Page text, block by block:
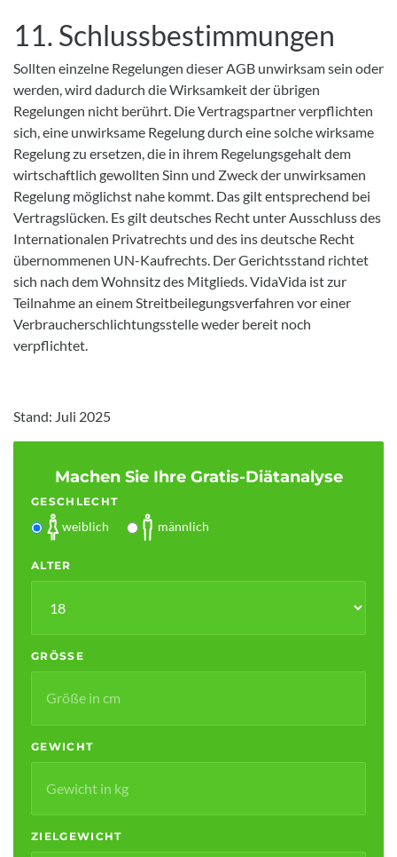
11. Schlussbestimmungen
Sollten einzelne Regelungen dieser AGB unwirksam sein oder
werden, wird dadurch die Wirksamkeit der übrigen
Regelungen nicht berührt. Die Vertragspartner verpflichten
sich, eine unwirksame Regelung durch eine solche wirksame
Regelung zu ersetzen, die in ihrem Regelungsgehalt dem
wirtschaftlich gewollten Sinn und Zweck der unwirksamen
Regelung möglichst nahe kommt. Das gilt entsprechend bei
Vertragslücken. Es gilt deutsches Recht unter Ausschluss des
Internationalen Privatrechts und des ins deutsche Recht
übernommenen UN-Kaufrechts. Der Gerichtsstand richtet
sich nach dem Wohnsitz des Mitglieds. VidaVida ist zur
Teilnahme an einem Streitbeilegungsverfahren vor einer
Verbraucherschlichtungsstelle weder bereit noch
verpflichtet.
Stand: Juli 2025
Machen Sie Ihre Gratis-Diätanalyse
GESCHLECHT
weiblich männlich
ALTER
GRÖSSE
GEWICHT
ZIELGEWICHT